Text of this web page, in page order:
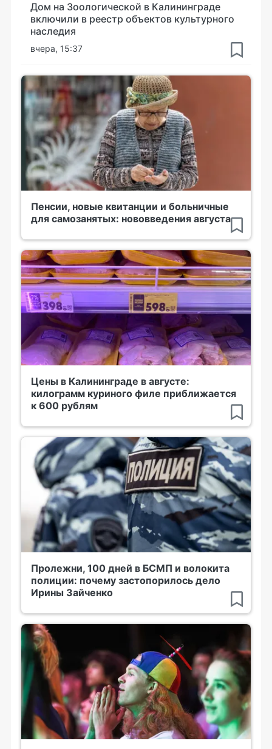
Дом на Зоологической в Калининграде
включили в реестр объектов культурного
наследия
вчера, 15:37
Пенсии, новые квитанции и больничные
для самозанятых: нововведения августа
Цены в Калининграде в августе:
килограмм куриного филе приближается
к 600 рублям
Пролежни, 100 дней в БСМП и волокита
полиции: почему застопорилось дело
Ирины Зайченко